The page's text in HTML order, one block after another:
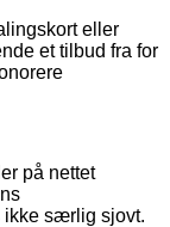
eller
et tilbud fra for
på nettet
ikke særlig sjovt.